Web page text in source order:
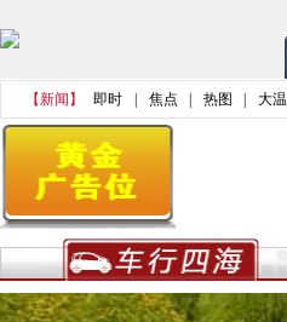
【新闻】 即时 焦点 热图 大温